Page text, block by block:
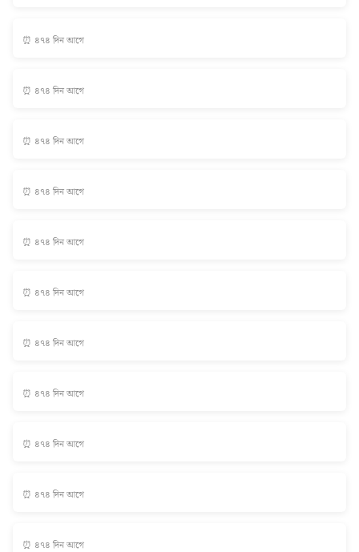
⏰ ৪৭৪ দিন আগে
⏰ ৪৭৪ দিন আগে
⏰ ৪৭৪ দিন আগে
⏰ ৪৭৪ দিন আগে
⏰ ৪৭৪ দিন আগে
⏰ ৪৭৪ দিন আগে
⏰ ৪৭৪ দিন আগে
⏰ ৪৭৪ দিন আগে
⏰ ৪৭৪ দিন আগে
⏰ ৪৭৪ দিন আগে
⏰ ৪৭৪ দিন আগে